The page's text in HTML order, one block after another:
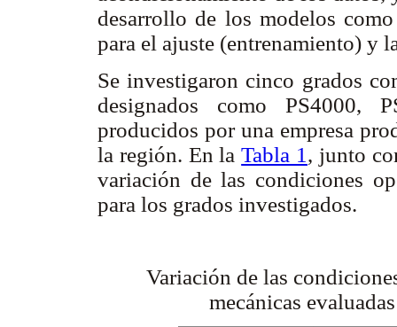
desarrollo de los modelos
para el ajuste (entrenamiento) y
Se investigaron cinco grados
designados como PS4000,
producidos por una empresa
la región. En laTabla 1 , junto
variación de las condiciones
para los grados investigados.
Variación de las
mecánicas